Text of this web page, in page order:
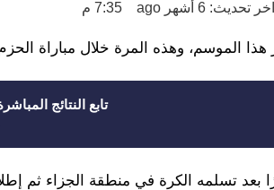
اخر تحديث: 6 أشهر ago 7:35 م
وهذه المرة خلال مباراة الحزم في الجولة 23 من
تابع النتائج
بعد تسلمه الكرة في منطقة الجزاء ثم